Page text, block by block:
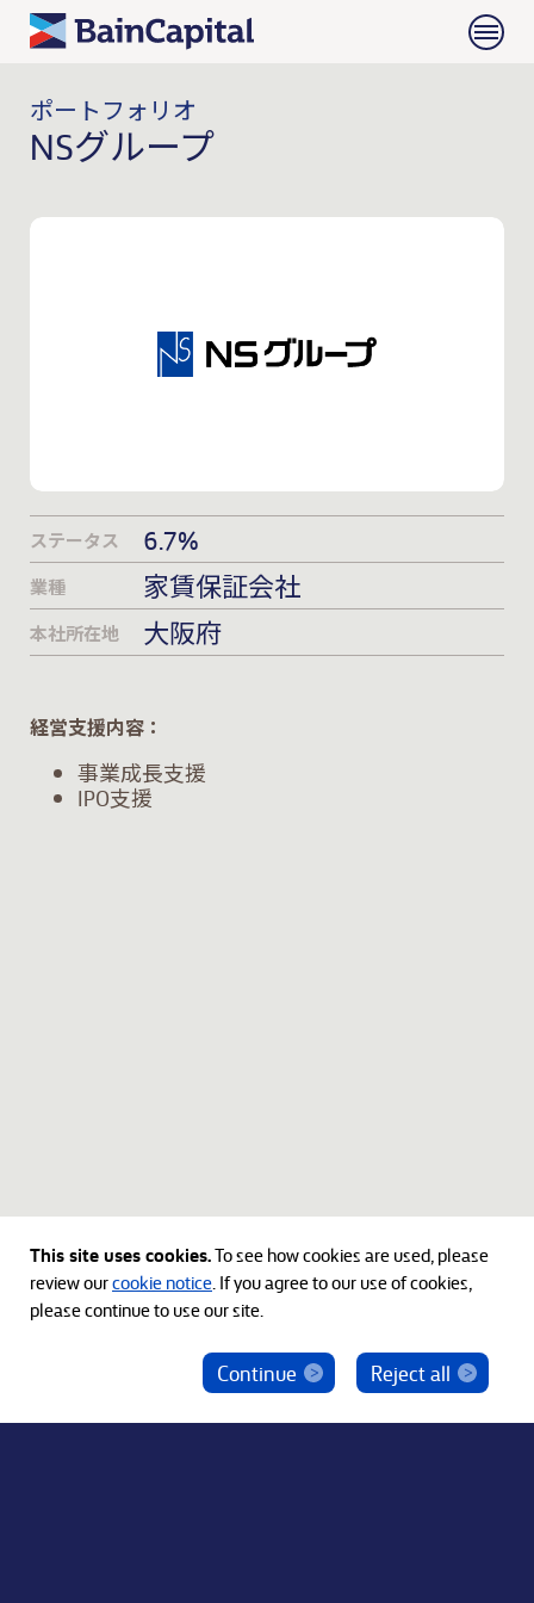
ポートフォリオ
NSグループ
ステータス 6.7%
業種 家賃保証会社
本社所在地 大阪府
経営支援内容：
事業成長支援
IPO支援
ベインキャピタル社員を騙った投資勧誘にご注意
This site uses cookies.To see how cookies are used, please
review ourcookie notice. If you agree to our use of cookies,
please continue to use our site.
Reject all
Continue